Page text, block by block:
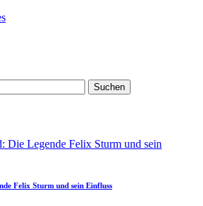
Felix Sturm und sein Einfluss